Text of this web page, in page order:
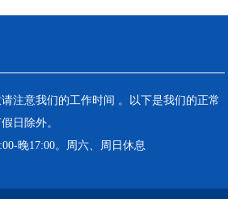
注意我们的工作时间 。以下是我们的正常
日除外。
晚17:00。周六、周日休息